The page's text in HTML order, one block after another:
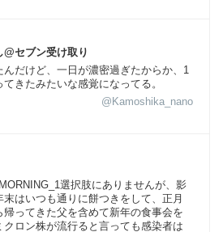
@セブン受け取り
だけど、一日が濃密過ぎたからか、1
きたみたいな感覚になってる。
@Kamoshika_nano
選択肢にありませんが、影
はいつも通りに餅つきをして、正月
帰ってきた父を含めて新年の食事会を
クロン株が流行ると言っても感染者は